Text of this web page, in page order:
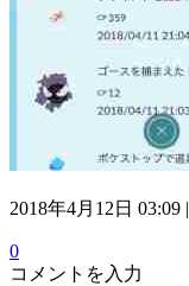
2018年4月12日 03:09 |
0
コメントを入力